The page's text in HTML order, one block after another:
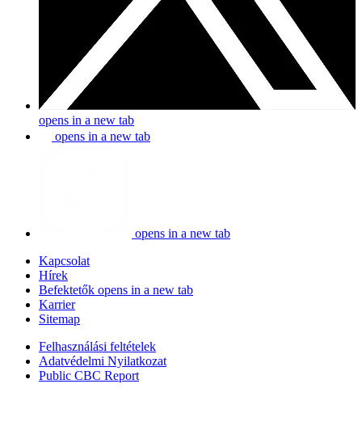
opens in a new tab
opens in a new tab
opens in a new tab
Kapcsolat
Hírek
Befektetők opens in a new tab
Karrier
Sitemap
Felhasználási feltételek
Adatvédelmi Nyilatkozat
Public CBC Report